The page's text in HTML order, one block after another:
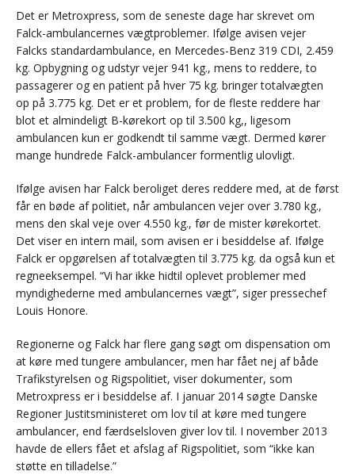
Det er Metroxpress, som de seneste dage har skrevet om
Falck-ambulancernes vægtproblemer. Ifølge avisen vejer
Falcks standardambulance, en Mercedes-Benz 319 CDI, 2.459
kg. Opbygning og udstyr vejer 941 kg., mens to reddere, to
passagerer og en patient på hver 75 kg. bringer totalvægten
op på 3.775 kg. Det er et problem, for de fleste reddere har
blot et almindeligt B-kørekort op til 3.500 kg,, ligesom
ambulancen kun er godkendt til samme vægt. Dermed kører
mange hundrede Falck-ambulancer formentlig ulovligt.
Ifølge avisen har Falck beroliget deres reddere med, at de først
får en bøde af politiet, når ambulancen vejer over 3.780 kg.,
mens den skal veje over 4.550 kg., før de mister kørekortet.
Det viser en intern mail, som avisen er i besiddelse af. Ifølge
Falck er opgørelsen af totalvægten til 3.775 kg. da også kun et
regneeksempel. “Vi har ikke hidtil oplevet problemer med
myndighederne med ambulancernes vægt”, siger pressechef
Louis Honore.
Regionerne og Falck har flere gang søgt om dispensation om
at køre med tungere ambulancer, men har fået nej af både
Trafikstyrelsen og Rigspolitiet, viser dokumenter, som
Metroxpress er i besiddelse af. I januar 2014 søgte Danske
Regioner Justitsministeret om lov til at køre med tungere
ambulancer, end færdselsloven giver lov til. I november 2013
havde de ellers fået et afslag af Rigspolitiet, som “ikke kan
støtte en tilladelse.”